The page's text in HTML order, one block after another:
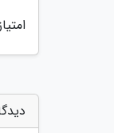
دیدگاه